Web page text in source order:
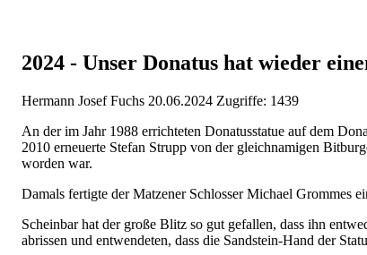
2024 - Unser Donatus hat wieder
Hermann Josef Fuchs 20.06.2024 Zugriffe: 1439
An der im Jahr 1988 errichteten Donatusstatue auf dem
2010 erneuerte Stefan Strupp von der gleichnamigen
worden war.
Damals fertigte der Matzener Schlosser Michael Grommes
Scheinbar hat der große Blitz so gut gefallen, dass ihn
abrissen und entwendeten, dass die Sandstein-Hand der